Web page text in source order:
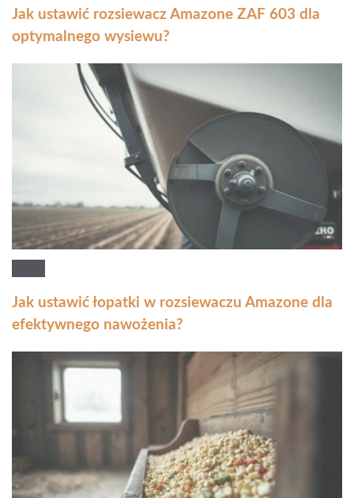
Jak ustawić rozsiewacz Amazone ZAF 603 dla
optymalnego wysiewu?
Jak ustawić łopatki w rozsiewaczu Amazone dla
efektywnego nawożenia?